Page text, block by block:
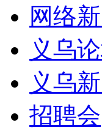
网络
义乌
义乌
招聘会